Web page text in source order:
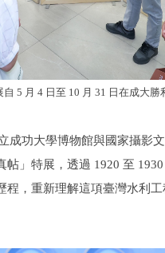
5 月 4 日至 10 月 31 日在成大
功大學博物館與國家攝影
」特展，透過 1920 至
，重新理解這項臺灣水利